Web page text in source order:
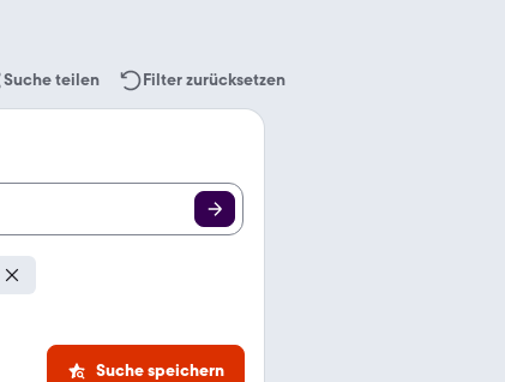
Suche teilen Filter zurücksetzen
Suche speichern